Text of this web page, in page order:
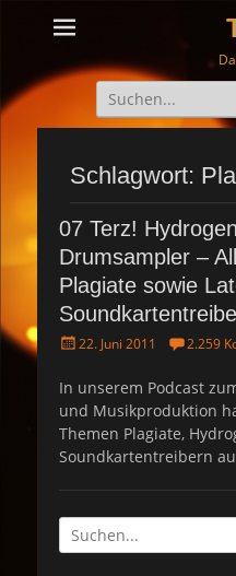
Suche
nach:
Schlagwort:
07 Terz!
Drumsampler –
Plagiate sowie
P
s
e
d
o
22. Juni 2011 2.259
In unserem Podcast
und Musikproduktion
Themen Plagiate,
Soundkartentreibern
Suche
nach: